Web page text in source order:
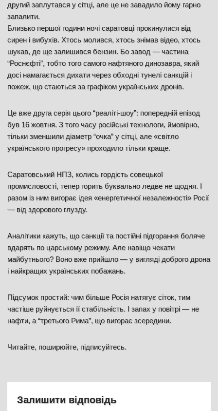
другий заплутався у сітці, але це не завадило йому гарно
запалити.
Близько першої години ночі саратовці прокинулися від
сирен і вибухів. Хтось молився, хтось знімав відео, хтось
шукав, де ще залишився бензин. Бо завод — частина
“Роснєфті”, тобто того самого нафтяного динозавра, який
досі намагається дихати через обходні тунелі санкцій і
пожеж, що стаються за графіком українських дронів.
Це вже друга серія цього “реаліті-шоу”: попередній епізод
був 16 жовтня. З того часу російські технологи, ймовірно,
тільки зменшили діаметр “очка” у сітці, але «світло
українського прогресу» проходило тільки краще.
Саратовський НПЗ, колись гордість совецької
промисловості, тепер горить буквально ледве не щодня. І
разом із ним вигорає ідея «енергетичної незалежності» Росії
— від здорового глузду.
Аналітики кажуть, що санкції та постійні підгорання боляче
вдарять по царському режиму. Але навіщо чекати
майбутнього? Воно вже прийшло — у вигляді доброго дрона
і найкращих українських побажань.
Підсумок простий: чим більше Росія натягує сіток, тим
частіше руйнується її стабільність. І запах у повітрі — не
нафти, а “третього Рима”, що вигорає зсередини.
Читайте, поширюйте, підписуйтесь.
Залишити відповідь